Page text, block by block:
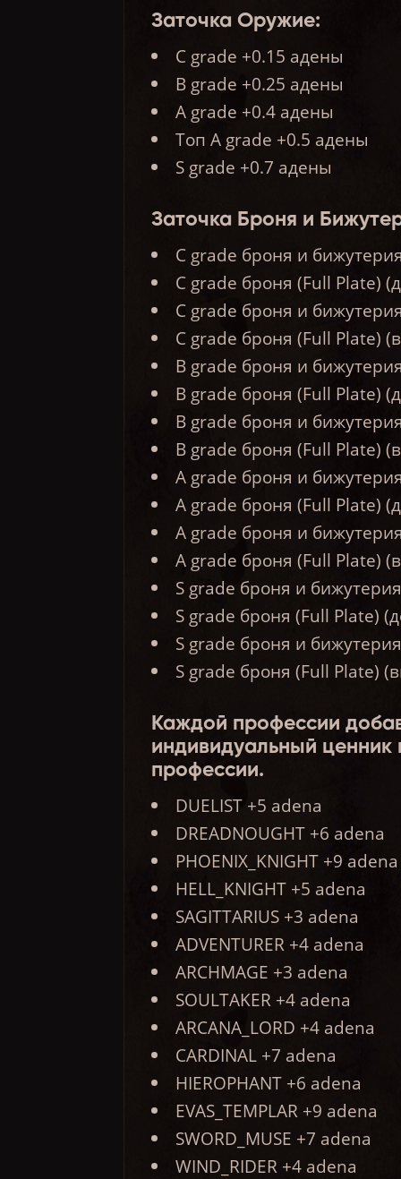
Заточка Оружие:
C grade +0.15 адены
B grade +0.25 адены
A grade +0.4 адены
Топ A grade +0.5 адены
S grade +0.7 адены
Заточка Броня и
C grade броня и
C grade броня (Full Plate)
C grade броня и
C grade броня (Full Plate)
B grade броня и
B grade броня (Full Plate)
B grade броня и
B grade броня (Full Plate)
A grade броня и
A grade броня (Full Plate)
A grade броня и
A grade броня (Full Plate)
S grade броня и
S grade броня (Full Plate)
S grade броня и
S grade броня (Full Plate)
Каждой профессии
индивидуальный ценник
профессии.
DUELIST +5 adena
DREADNOUGHT +6 adena
PHOENIX_KNIGHT +9 adena
HELL_KNIGHT +5 adena
SAGITTARIUS +3 adena
ADVENTURER +4 adena
ARCHMAGE +3 adena
SOULTAKER +4 adena
ARCANA_LORD +4 adena
CARDINAL +7 adena
HIEROPHANT +6 adena
EVAS_TEMPLAR +9 adena
SWORD_MUSE +7 adena
WIND_RIDER +4 adena